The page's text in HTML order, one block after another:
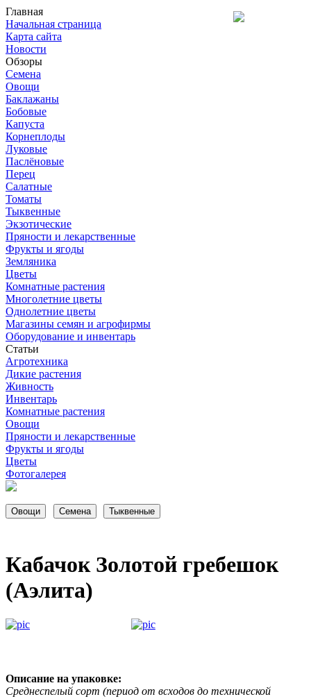
Главная
Начальная страница
Карта сайта
Новости
Обзоры
Семена
Овощи
Баклажаны
Бобовые
Капуста
Корнеплоды
Луковые
Паслёновые
Перец
Салатные
Томаты
Тыквенные
Экзотические
Пряности и лекарственные
Фрукты и ягоды
Земляника
Цветы
Комнатные растения
Многолетние цветы
Однолетние цветы
Магазины семян и агрофирмы
Оборудование и инвентарь
Статьи
Агротехника
Дикие растения
Живность
Инвентарь
Комнатные растения
Овощи
Пряности и лекарственные
Фрукты и ягоды
Цветы
Фотогалерея
Кабачок Золотой гребешок
(Аэлита)
Описание на упаковке:
Среднеспелый сорт (период от всходов до технической